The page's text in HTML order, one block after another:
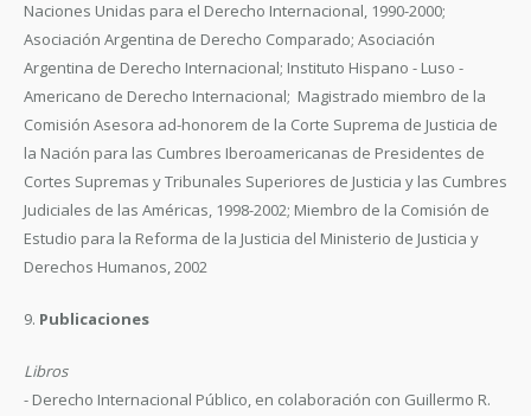
Naciones Unidas para el Derecho Internacional, 1990-2000;
Asociación Argentina de Derecho Comparado; Asociación
Argentina de Derecho Internacional; Instituto Hispano - Luso -
Americano de Derecho Internacional; Magistrado miembro de la
Comisión Asesora ad-honorem de la Corte Suprema de Justicia de
la Nación para las Cumbres Iberoamericanas de Presidentes de
Cortes Supremas y Tribunales Superiores de Justicia y las Cumbres
Judiciales de las Américas, 1998-2002; Miembro de la Comisión de
Estudio para la Reforma de la Justicia del Ministerio de Justicia y
Derechos Humanos, 2002
9. Publicaciones
Libros
- Derecho Internacional Público, en colaboración con Guillermo R.